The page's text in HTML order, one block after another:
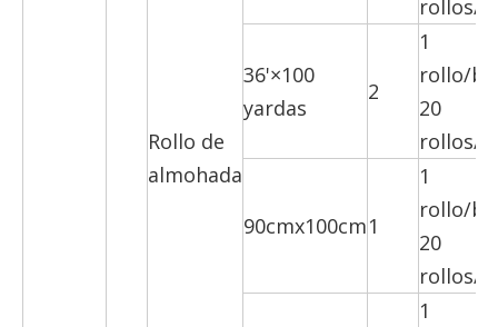
Rollo de
almohada
rollos/
36'×100
yardas
2
1
rollo/
20
rollos/
90cmx100cm1
1
rollo/
20
rollos/
1